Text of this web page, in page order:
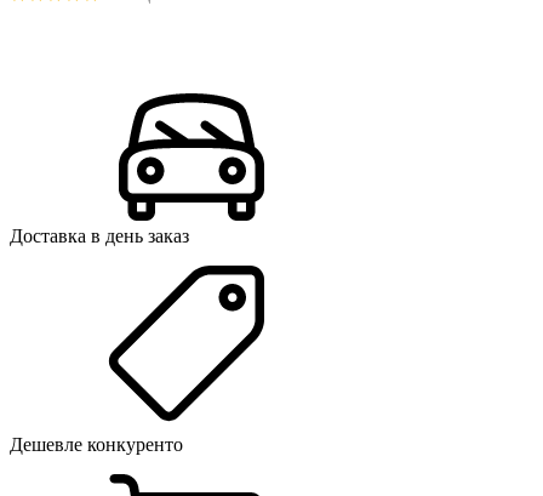
Доставка в день заказ
Дешевле конкуренто